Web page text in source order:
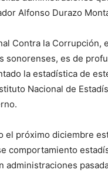
Alfonso Durazo
Contra la Corrupción,
sonorenses, es de
la estadística de
Nacional de
el próximo diciembre
comportamiento
administraciones